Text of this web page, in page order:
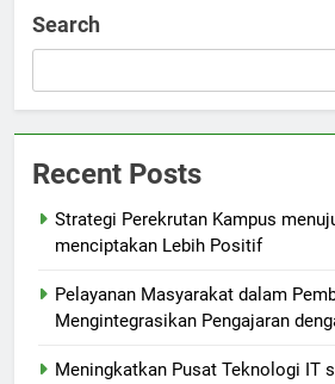
Search
Recent Posts
Strategi Perekrutan Kampus
menciptakan Lebih Positif
Pelayanan Masyarakat dalam
Mengintegrasikan Pengajaran
Meningkatkan Pusat Teknologi IT